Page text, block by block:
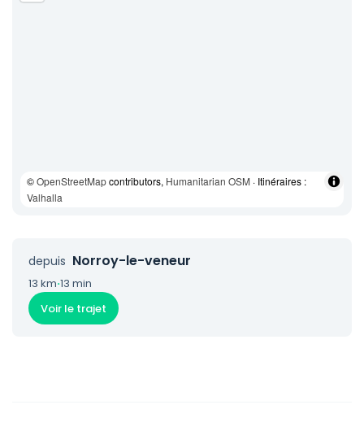
©OpenStreetMapcontributors, Humanitarian OSM · Itinéraires :
Valhalla
depuis Norroy-le-veneur
13 km·13 min
Voir le trajet